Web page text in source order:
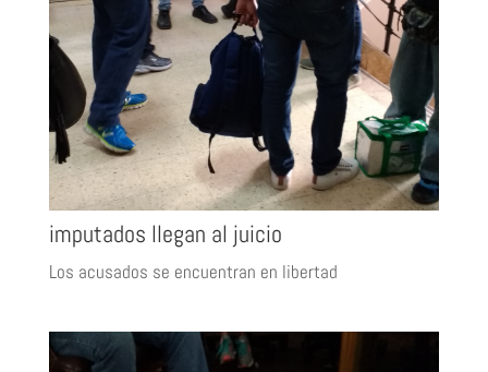
imputados llegan al juicio
Los acusados se encuentran en libertad